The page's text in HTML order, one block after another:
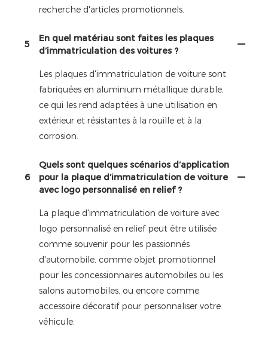
recherche d'articles promotionnels.
5
En quel matériau sont faites les plaques
d’immatriculation des voitures ?
Les plaques d'immatriculation de voiture sont
fabriquées en aluminium métallique durable,
ce qui les rend adaptées à une utilisation en
extérieur et résistantes à la rouille et à la
corrosion.
6
Quels sont quelques scénarios d’application
pour la plaque d’immatriculation de voiture
avec logo personnalisé en relief ?
La plaque d'immatriculation de voiture avec
logo personnalisé en relief peut être utilisée
comme souvenir pour les passionnés
d'automobile, comme objet promotionnel
pour les concessionnaires automobiles ou les
salons automobiles, ou encore comme
accessoire décoratif pour personnaliser votre
véhicule.